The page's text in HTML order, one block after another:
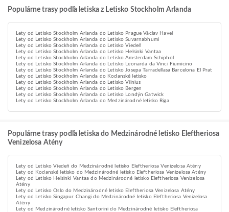
Populárne trasy podľa letiska z Letisko Stockholm Arlanda
Lety od Letisko Stockholm Arlanda do Letisko Prague Václav Havel
Lety od Letisko Stockholm Arlanda do Letisko Suvarnabhumi
Lety od Letisko Stockholm Arlanda do Letisko Viedeň
Lety od Letisko Stockholm Arlanda do Letisko Helsinki Vantaa
Lety od Letisko Stockholm Arlanda do Letisko Amsterdam Schiphol
Lety od Letisko Stockholm Arlanda do Letisko Leonarda da Vinci Fiumicino
Lety od Letisko Stockholm Arlanda do Letisko Josepa Tarradellasa Barcelona El Prat
Lety od Letisko Stockholm Arlanda do Kodanské letisko
Lety od Letisko Stockholm Arlanda do Letisko Vilnius
Lety od Letisko Stockholm Arlanda do Letisko Bergen
Lety od Letisko Stockholm Arlanda do Letisko Londýn Gatwick
Lety od Letisko Stockholm Arlanda do Medzinárodné letisko Riga
Populárne trasy podľa letiska do Medzinárodné letisko Eleftheriosa
Venizelosa Atény
Lety od Letisko Viedeň do Medzinárodné letisko Eleftheriosa Venizelosa Atény
Lety od Kodanské letisko do Medzinárodné letisko Eleftheriosa Venizelosa Atény
Lety od Letisko Helsinki Vantaa do Medzinárodné letisko Eleftheriosa Venizelosa
Atény
Lety od Letisko Oslo do Medzinárodné letisko Eleftheriosa Venizelosa Atény
Lety od Letisko Singapur Changi do Medzinárodné letisko Eleftheriosa Venizelosa
Atény
Lety od Medzinárodné letisko Santorini do Medzinárodné letisko Eleftheriosa